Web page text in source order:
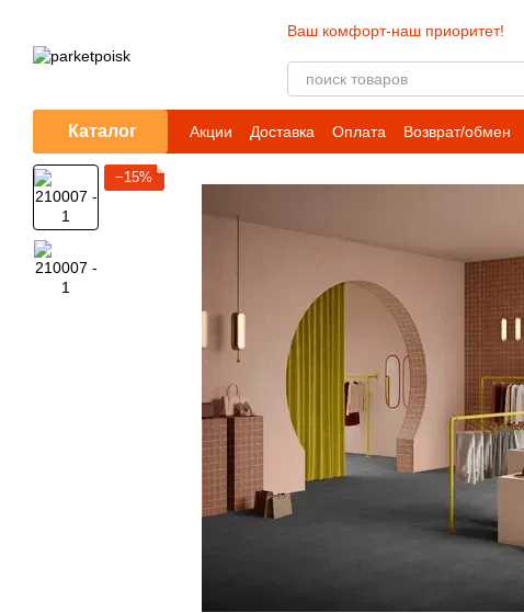
Ваш комфорт-наш приоритет!
Каталог Акции Доставка Оплата Возврат/обмен
−15%